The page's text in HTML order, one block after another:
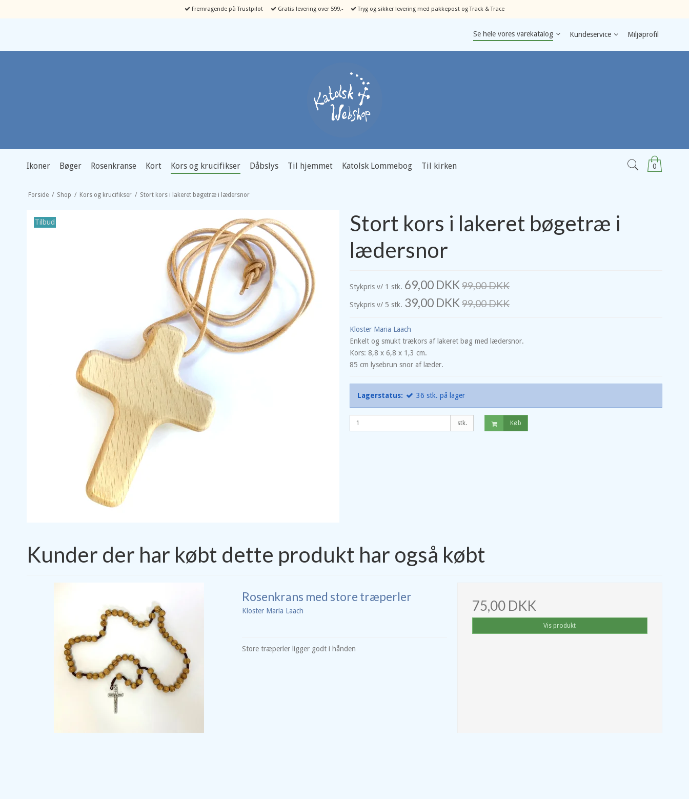
Fremragende på Trustpilot Gratis levering over 599,- Tryg og sikker levering med pakkepost og Track & Trace
Se hele vores varekatalog Kundeservice Miljøprofil
0
Ikoner Bøger Rosenkranse Kort Kors og krucifikser Dåbslys Til hjemmet Katolsk Lommebog Til kirken
Forside / Shop / Kors og krucifikser / Stort kors i lakeret bøgetræ i lædersnor
Tilbud
Stort kors i lakeret bøgetræ i
lædersnor
Stykpris v/ 1 stk. 69,00 DKK 99,00 DKK
Stykpris v/ 5 stk. 39,00 DKK 99,00 DKK
Kloster Maria Laach
Enkelt og smukt trækors af lakeret bøg med lædersnor.
Kors: 8,8 x 6,8 x 1,3 cm.
85 cm lysebrun snor af læder.
Lagerstatus: 36 stk. på lager
stk. Køb
Kunder der har købt dette produkt har også købt
Rosenkrans med store træperler
Kloster Maria Laach
Store træperler ligger godt i hånden
75,00 DKK
Vis produkt